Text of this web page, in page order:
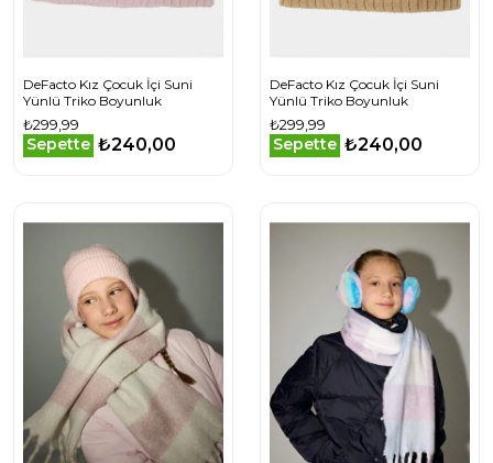
DeFacto Kız Çocuk İçi Suni
Yünlü Triko Boyunluk
₺299,99
Sepette ₺240,00
DeFacto Kız Çocuk İçi Suni
Yünlü Triko Boyunluk
₺299,99
Sepette ₺240,00